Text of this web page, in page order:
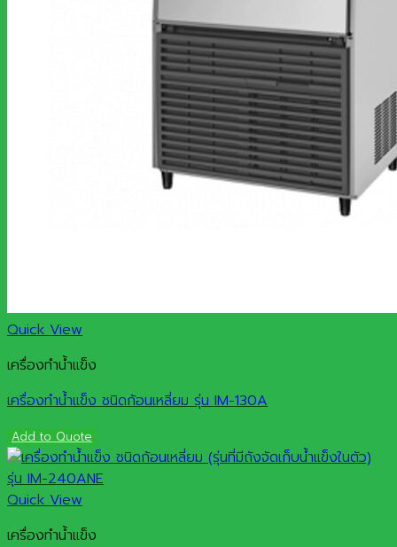
Quick View
เครื่องทำน้ำแข็ง
เครื่องทำน้ำแข็ง ชนิดก้อนเหลี่ยม รุ่น IM-130A
Add to Quote
Quick View
เครื่องทำน้ำแข็ง